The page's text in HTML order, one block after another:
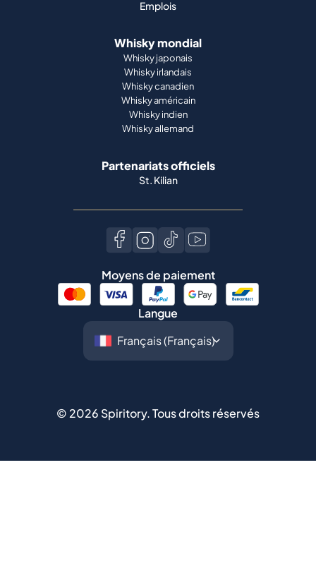
Emplois
Whisky mondial
Whisky japonais
Whisky irlandais
Whisky canadien
Whisky américain
Whisky indien
Whisky allemand
Partenariats officiels
St. Kilian
Moyens de paiement
Langue
© 2026 Spiritory.Tous droits réservés